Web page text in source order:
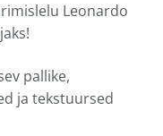
Leonardo
pallike,
ja tekstuursed